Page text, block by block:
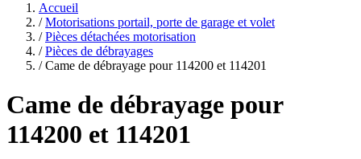
maison
Seconde
vie
Bons
plans
Accueil
/ Motorisations portail, porte de garage et volet
/ Pièces détachées motorisation
/ Pièces de débrayages
/ Came de débrayage pour 114200 et 114201
Came de débrayage pour
114200 et 114201